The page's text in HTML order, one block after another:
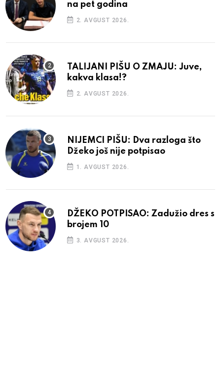
na pet godina
2. AVGUST 2026.
TALIJANI PIŠU O ZMAJU: Juve,
kakva klasa!?
2. AVGUST 2026.
NIJEMCI PIŠU: Dva razloga što
Džeko još nije potpisao
1. AVGUST 2026.
DŽEKO POTPISAO: Zadužio dres s
brojem 10
3. AVGUST 2026.